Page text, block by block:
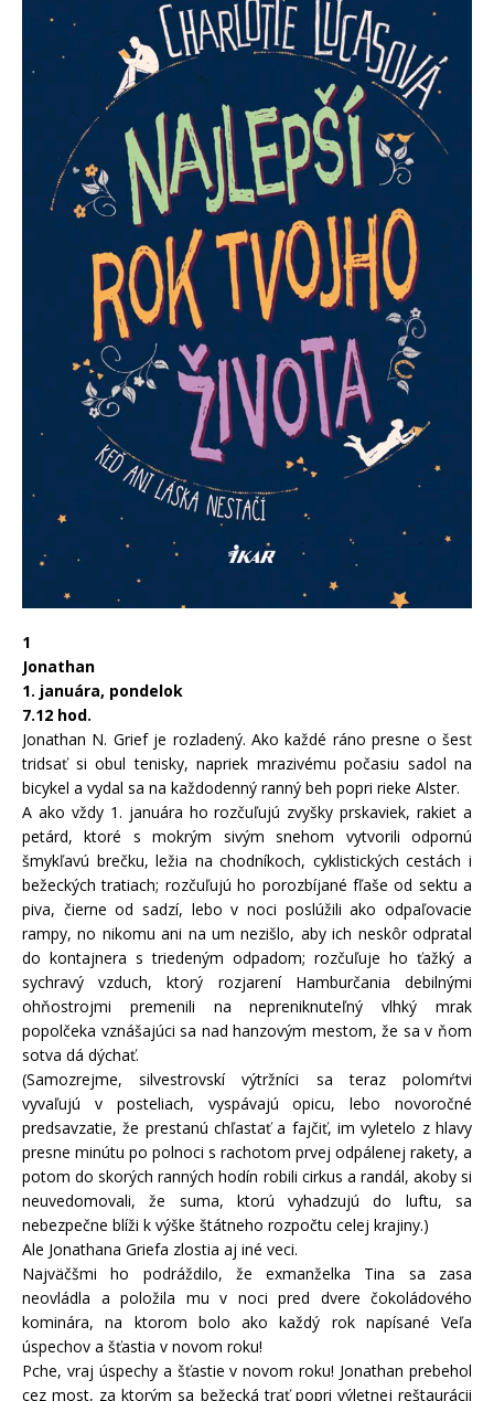
1
Jonathan
1. januára, pondelok
7.12 hod.
Jonathan N. Grief je rozladený. Ako každé ráno presne o šesť
tridsať si obul tenisky, napriek mrazivému počasiu sadol na
bicykel a vydal sa na každodenný ranný beh popri rieke Alster.
A ako vždy 1. januára ho rozčuľujú zvyšky prskaviek, rakiet a
petárd, ktoré s mokrým sivým snehom vytvorili odpornú
šmykľavú brečku, ležia na chodníkoch, cyklistických cestách i
bežeckých tratiach; rozčuľujú ho porozbíjané fľaše od sektu a
piva, čierne od sadzí, lebo v noci poslúžili ako odpaľovacie
rampy, no nikomu ani na um nezišlo, aby ich neskôr odpratal
do kontajnera s triedeným odpadom; rozčuľuje ho ťažký a
sychravý vzduch, ktorý rozjarení Hamburčania debilnými
ohňostrojmi premenili na nepreniknuteľný vlhký mrak
popolčeka vznášajúci sa nad hanzovým mestom, že sa v ňom
sotva dá dýchať.
(Samozrejme, silvestrovskí výtržníci sa teraz polomŕtvi
vyvaľujú v posteliach, vyspávajú opicu, lebo novoročné
predsavzatie, že prestanú chľastať a fajčiť, im vyletelo z hlavy
presne minútu po polnoci s rachotom prvej odpálenej rakety, a
potom do skorých ranných hodín robili cirkus a randál, akoby si
neuvedomovali, že suma, ktorú vyhadzujú do luftu, sa
nebezpečne blíži k výške štátneho rozpočtu celej krajiny.)
Ale Jonathana Griefa zlostia aj iné veci.
Najväčšmi ho podráždilo, že exmanželka Tina sa zasa
neovládla a položila mu v noci pred dvere čokoládového
kominára, na ktorom bolo ako každý rok napísané Veľa
úspechov a šťastia v novom roku!
Pche, vraj úspechy a šťastie v novom roku! Jonathan prebehol
cez most, za ktorým sa bežecká trať popri výletnej reštaurácii